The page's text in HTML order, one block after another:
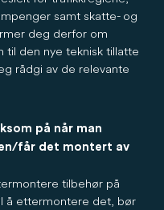
samt skatte- og
deg derfor om
til den nye teknisk tillatte
rådgi av de relevante
på når man
får det montert av
tilbehør på
å ettermontere det, bør